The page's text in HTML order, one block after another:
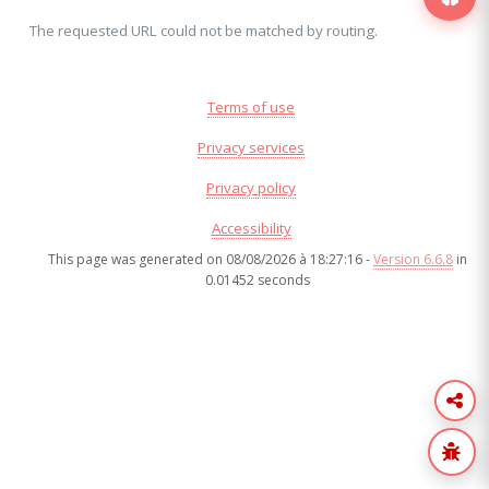
The requested URL could not be matched by routing.
Terms of use
Privacy services
Privacy policy
Accessibility
This page was generated on 08/08/2026 à 18:27:16 -Version 6.6.8 in
0.01452 seconds